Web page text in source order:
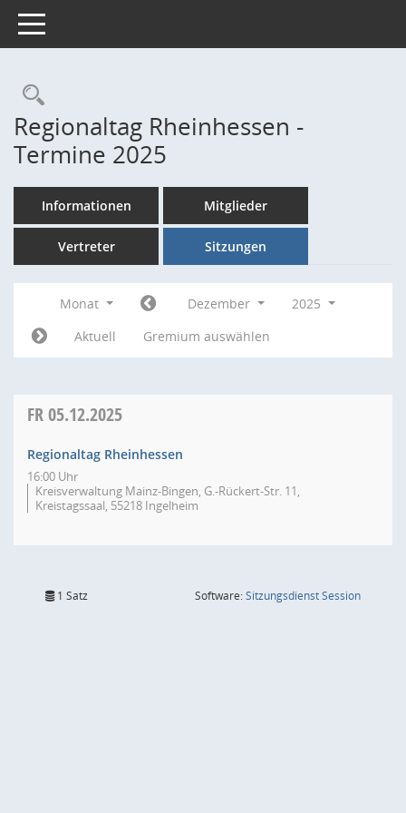
Toggle navigation
Rechercheauswahl
Regionaltag Rheinhessen -
Termine 2025
Informationen Mitglieder
Vertreter Sitzungen
Monat Dezember
2025
Aktuell
Gremium auswählen
FR05.12.2025
Regionaltag Rheinhessen
16:00 Uhr
Kreisverwaltung Mainz-Bingen, G.-Rückert-Str. 11,
Kreistagssaal, 55218 Ingelheim
1 Satz Software:SitzungsdienstSession(Wird in